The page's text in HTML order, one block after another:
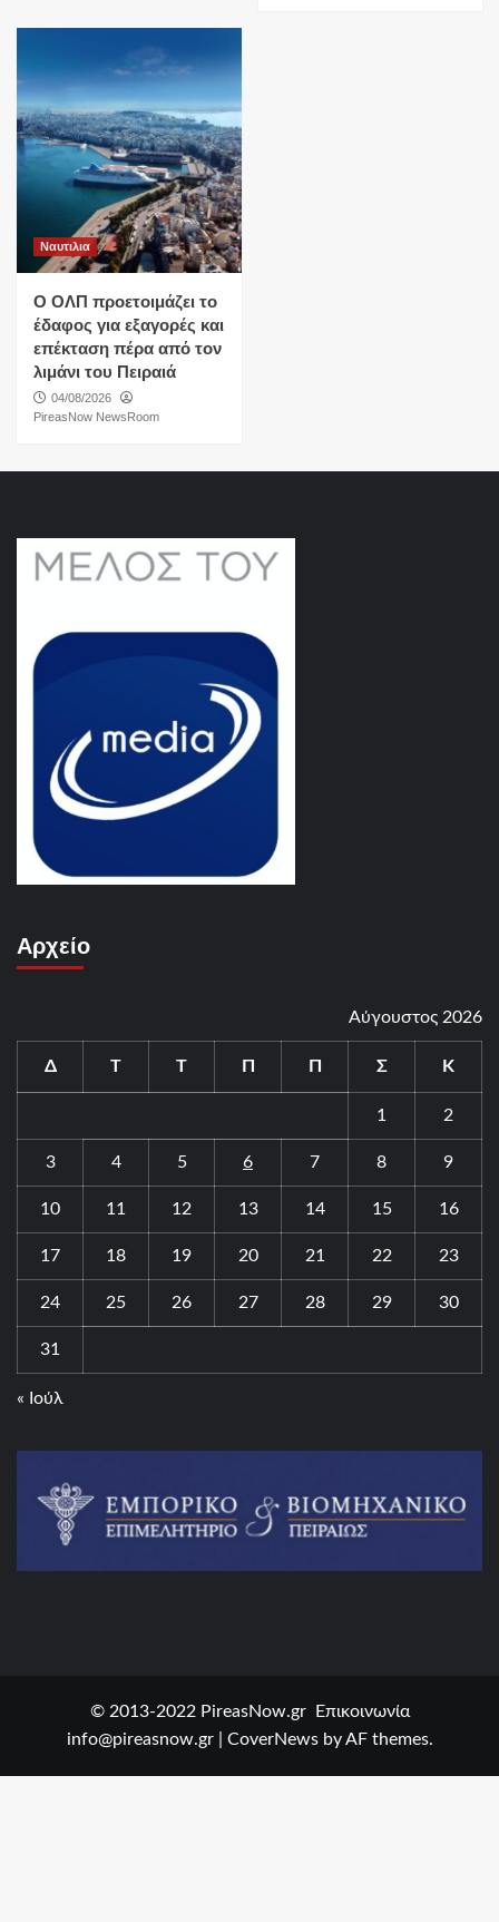
Ναυτιλια
O ΟΛΠ προετοιμάζει το
έδαφος για εξαγορές και
επέκταση πέρα από τον
λιμάνι του Πειραιά
04/08/2026
PireasNow NewsRoom
Αρχείο
Αύγουστος 2026
Δ Τ Τ Π Π Σ Κ
1 2
3 4 5 6 7 8 9
10 11 12 13 14 15 16
17 18 19 20 21 22 23
24 25 26 27 28 29 30
31
« Ιούλ
© 2013-2022 PireasNow.gr Επικοινωνία
info@pireasnow.gr
CoverNewsby AF themes.